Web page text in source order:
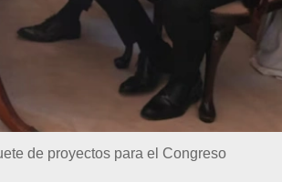
de proyectos para el Congreso